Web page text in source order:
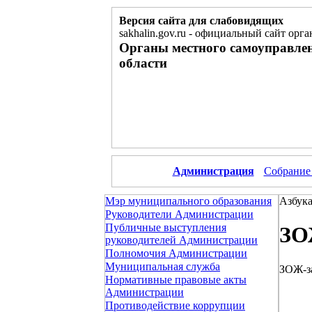
Версия сайта для слабовидящих
sakhalin.gov.ru - официальный сайт
Органы местного
области
Администрация Собрание
Мэр муниципального образования
Руководители Администрации
Публичные выступления
руководителей Администрации
Полномочия Администрации
Муниципальная служба
Нормативные правовые акты
Администрации
Противодействие коррупции
ЗОЖ-